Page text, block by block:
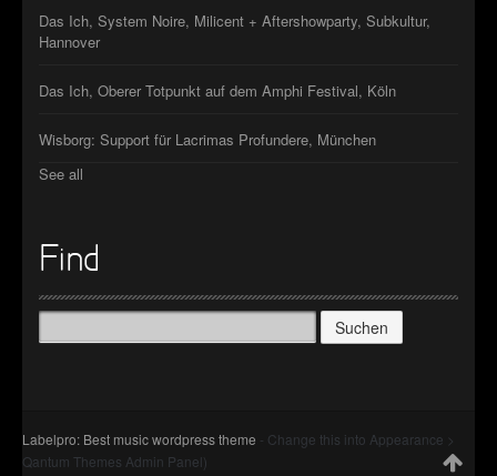
Das Ich, System Noire, Milicent + Aftershowparty, Subkultur,
Hannover
Das Ich, Oberer Totpunkt auf dem Amphi Festival, Köln
Wisborg: Support für Lacrimas Profundere, München
See all
Find
Suchen
nach:
Labelpro: Best music wordpress theme - Change this into Appearance >
Qantum Themes Admin Panel)